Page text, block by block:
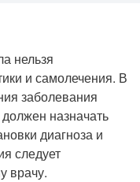
нельзя
и самолечения. В
заболевания
назначать
диагноза и
следует
врачу.